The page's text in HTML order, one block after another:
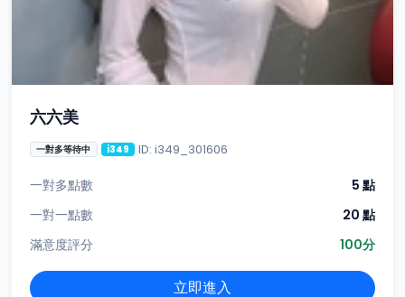
六六美
一對多等待中 i349 ID: i349_301606
一對多點數
5 點
一對一點數
20 點
滿意度評分
100分
立即進入